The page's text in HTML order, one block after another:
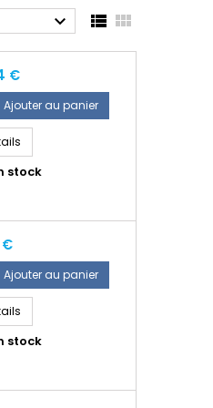
  
€
Ajouter au panier
stock
€
Ajouter au panier
stock